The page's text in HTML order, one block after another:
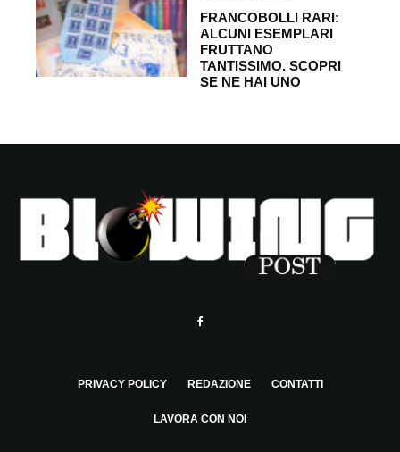
FRANCOBOLLI RARI:
ALCUNI ESEMPLARI
FRUTTANO
TANTISSIMO. SCOPRI
SE NE HAI UNO
PRIVACY POLICY REDAZIONE CONTATTI
LAVORA CON NOI